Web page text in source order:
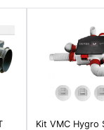
Kit VMC Hygro